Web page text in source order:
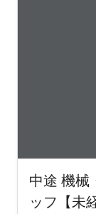
中途 機械
ッフ【未